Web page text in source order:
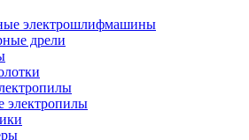
электрошлифмашины
дрели
электропилы